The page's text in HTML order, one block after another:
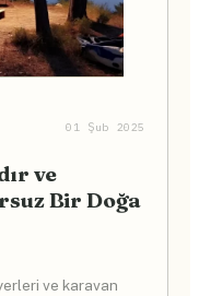
01 Şub 2025
ve
Bir Doğa
ve karavan